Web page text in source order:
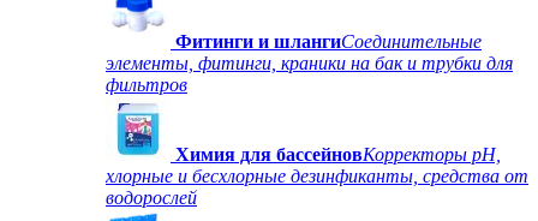
Фитинги и шлангиСоединительные
элементы, фитинги, краники на бак и трубки для
фильтров
Химия для бассейновКорректоры рН,
хлорные и бесхлорные дезинфиканты, средства от
водорослей